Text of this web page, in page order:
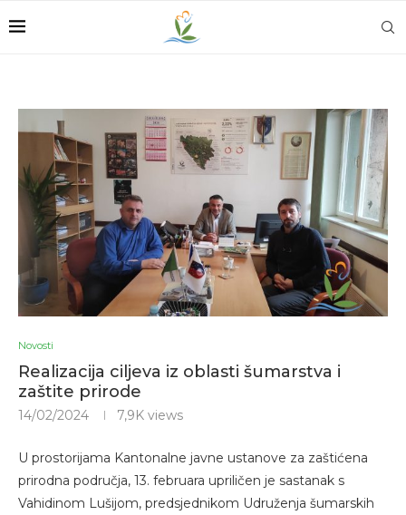
Novosti
Realizacija ciljeva iz oblasti šumarstva i
zaštite prirode
14/02/2024 7,9K views
U prostorijama Kantonalne javne ustanove za zaštićena
prirodna područja, 13. februara upriličen je sastanak s
Vahidinom Lušijom, predsjednikom Udruženja šumarskih